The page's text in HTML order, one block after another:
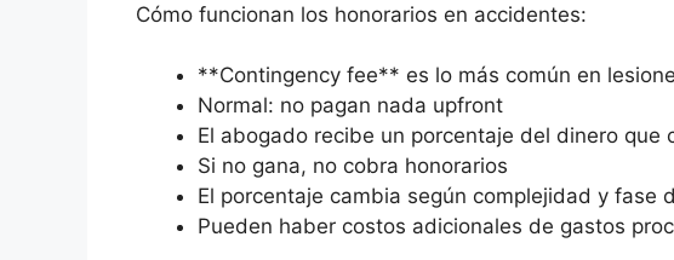
Cómo funcionan los honorarios en accidentes:
**Contingency fee** es lo más común en
Normal: no pagan nada upfront
El abogado recibe un porcentaje del dinero que
Si no gana, no cobra honorarios
El porcentaje cambia según complejidad y fase
Pueden haber costos adicionales de gastos